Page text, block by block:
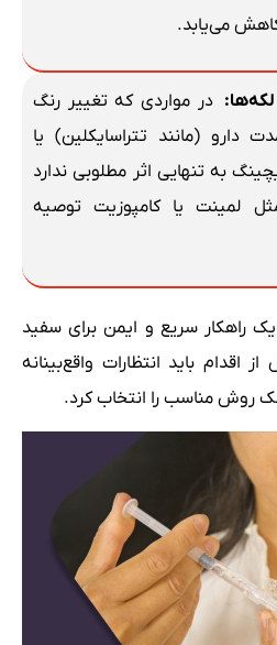
می‌یابد.
: در مواردی که تغییر رنگ
دارو (مانند تتراسایکلین) یا
به تنهایی اثر مطلوبی ندارد
لمینت یا کامپوزیت توصیه
راهکار سریع و ایمن برای سفید
اقدام باید انتظارات واقع‌بینانه
روش مناسب را انتخاب کرد.